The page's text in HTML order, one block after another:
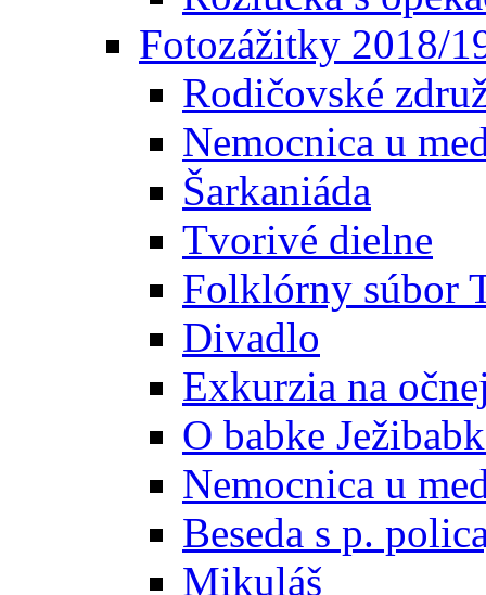
Fotozážitky 2018/
Rodičovské
Nemocnica u
Šarkaniáda
Tvorivé dielne
Folklórny súbor
Divadlo
Exkurzia na
O babke
Nemocnica u
Beseda s p.
Mikuláš